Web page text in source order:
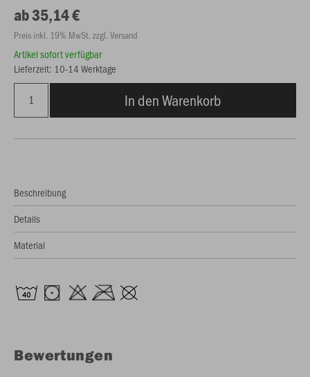
ab 35,14 €
Preis inkl. 19% MwSt. zzgl. Versand
Artikel sofort verfügbar
Lieferzeit: 10-14 Werktage
In den Warenkorb
Beschreibung
Details
Material
Bewertungen